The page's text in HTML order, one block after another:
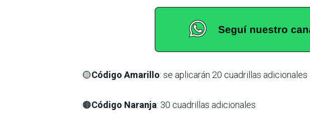
🟡Código Amarillo: se aplicarán 20 cuadrillas adicionales
🟠Código Naranja: 30 cuadrillas adicionales